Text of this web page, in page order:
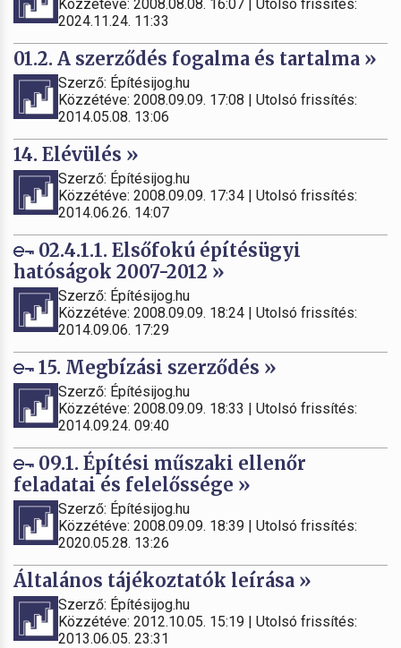
Közzétéve: 2008.08.08. 16:07 | Utolsó frissítés:
2024.11.24. 11:33
01.2. A szerződés fogalma és tartalma »
Szerző: Építésijog.hu
Közzétéve: 2008.09.09. 17:08 | Utolsó frissítés:
2014.05.08. 13:06
14. Elévülés »
Szerző: Építésijog.hu
Közzétéve: 2008.09.09. 17:34 | Utolsó frissítés:
2014.06.26. 14:07
02.4.1.1. Elsőfokú építésügyi
hatóságok 2007-2012 »
Szerző: Építésijog.hu
Közzétéve: 2008.09.09. 18:24 | Utolsó frissítés:
2014.09.06. 17:29
15. Megbízási szerződés »
Szerző: Építésijog.hu
Közzétéve: 2008.09.09. 18:33 | Utolsó frissítés:
2014.09.24. 09:40
09.1. Építési műszaki ellenőr
feladatai és felelőssége »
Szerző: Építésijog.hu
Közzétéve: 2008.09.09. 18:39 | Utolsó frissítés:
2020.05.28. 13:26
Általános tájékoztatók leírása »
Szerző: Építésijog.hu
Közzétéve: 2012.10.05. 15:19 | Utolsó frissítés:
2013.06.05. 23:31